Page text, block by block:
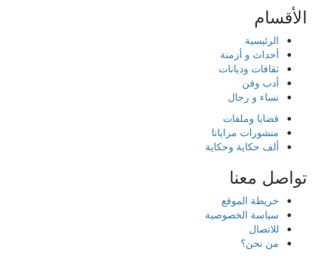
الأقسام
الرئيسية
أحداث و أزمنة
ثقافات وديانات
أدب وفن
نساء و رجال
قضايا وملفات
منشورات مرايانا
ألف حكاية وحكاية
تواصل معنا
خريطة الموقع
سياسة الخصوصية
للاتصال
من نحن؟